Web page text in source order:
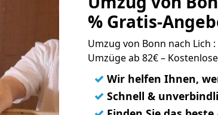
% Gratis-
Umzug von Bonn nach Lich
Umzüge ab 82€ –
✓ Wir helfen Ihnen,
✓ Schnell &